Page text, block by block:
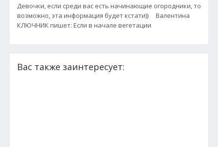
Девочки, если среди вас есть начинающие огородники, то
возможно, эта информация будет кстати)) Валентина
КЛЮЧНИК пишет: Если в начале вегетации
Вас также заинтересует: